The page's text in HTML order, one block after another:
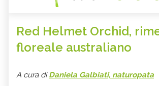
Red Helmet Orchid,
floreale australiano
A cura diDaniela Galbiati, naturopata